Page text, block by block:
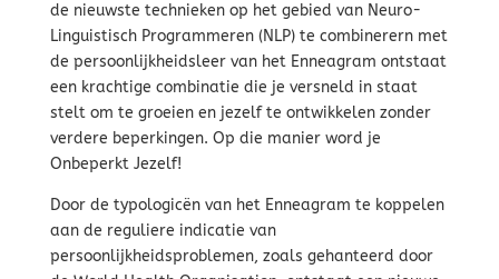
de nieuwste technieken op het gebied van Neuro-
Linguistisch Programmeren (NLP) te combinerern met
de persoonlijkheidsleer van het Enneagram ontstaat
een krachtige combinatie die je versneld in staat
stelt om te groeien en jezelf te ontwikkelen zonder
verdere beperkingen. Op die manier word je
Onbeperkt Jezelf!
Door de typologicën van het Enneagram te koppelen
aan de reguliere indicatie van
persoonlijkheidsproblemen, zoals gehanteerd door